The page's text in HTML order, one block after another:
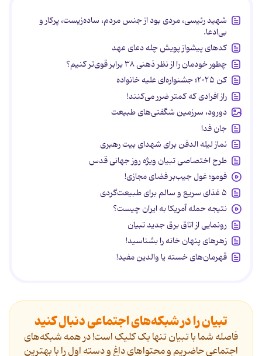
شهید رئیسی، مردی بود از جنس مردم، ساده‌زیست، پرکار و
بی‌ادعا.
کدهای پیشواز پویش چله دعای عهد
چطور خودمان را از نظر ذهنی ۳۸ برابر قوی‌تر کنیم؟
کن ۲۰۲۵؛ جشنواره‌ای علیه خانواده
راز افرادی که کمتر ضرر می‌کنند!
دورود، سرزمین شگفتی‌های طبیعت
جان فدا
نماز لیله الدفن برای شهدای بیت رهبری
طرح اختصاصی تبیان ویژه روز جهانی قدس
فومو؛ غول جیب‌بر فضای مجازی!
۵ غذای سریع و سالم برای طبیعت‌گردی
نتیجه حمله آمریکا به ایران چیست؟
رونمایی از اتاق برق جدید تبیان
زهرهای پنهان خانه را بشناسید!
قهرمان‌های خسته یا والدین مفید!
تبیان را در شبکه‌های اجتماعی دنبال کنید
فاصله شما با تبیان تنها یک کلیک است! در همه شبکه‌های
اجتماعی حاضریم و محتواهای داغ و دسته اول را با بهترین